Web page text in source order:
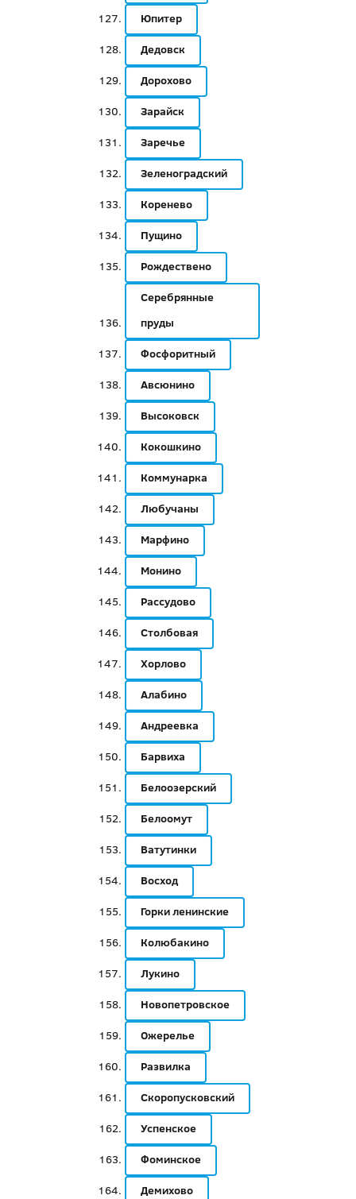
Юпитер
Дедовск
Дорохово
Зарайск
Заречье
Зеленоградский
Коренево
Пущино
Рождествено
Серебрянные
пруды
Фосфоритный
Авсюнино
Высоковск
Кокошкино
Коммунарка
Любучаны
Марфино
Монино
Рассудово
Столбовая
Хорлово
Алабино
Андреевка
Барвиха
Белоозерский
Белоомут
Ватутинки
Восход
Горки ленинские
Колюбакино
Лукино
Новопетровское
Ожерелье
Развилка
Скоропусковский
Успенское
Фоминское
Демихово